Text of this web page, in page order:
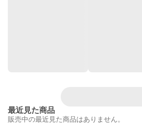
最近見た商品
販売中の最近見た商品はありません。